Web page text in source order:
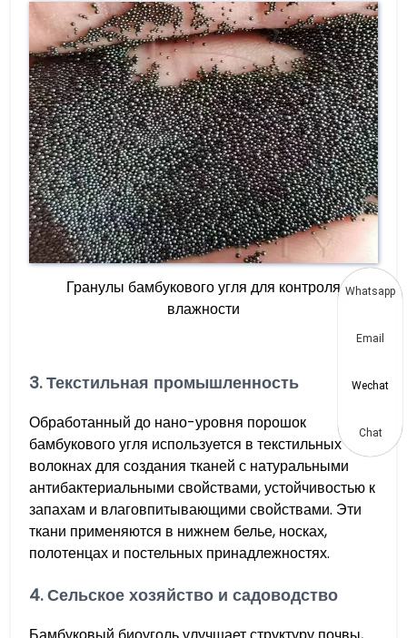
Гранулы бамбукового угля для контроля
влажности
3. Текстильная промышленность
Обработанный до нано-уровня порошок
бамбукового угля используется в текстильных
волокнах для создания тканей с натуральными
антибактериальными свойствами, устойчивостью к
запахам и влаговпитывающими свойствами. Эти
ткани применяются в нижнем белье, носках,
полотенцах и постельных принадлежностях.
4. Сельское хозяйство и садоводство
Whatsapp
Email
Wechat
Chat